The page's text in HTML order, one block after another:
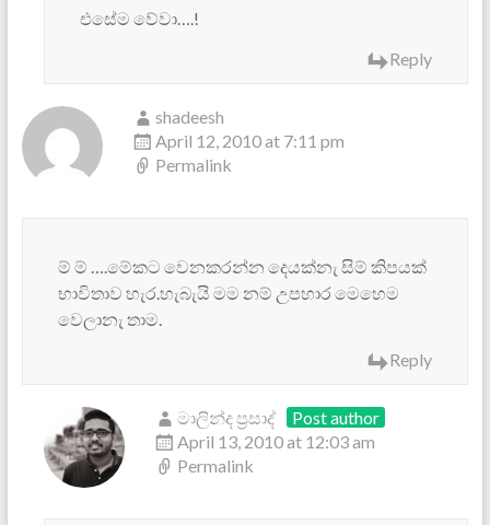
එසේම වේවා….!
Reply
shadeesh
April 12, 2010 at 7:11 pm
Permalink
ම් ම් ….මේකට වෙනකරන්න දෙයක්නැ සිම් කිපයක්
භාවිතාව හැර.හැබැයි මම නම් උපහාර මෙහෙම
වෙලානැ තාම.
Reply
මාලින්ද ප්‍රසාද්
Post author
April 13, 2010 at 12:03 am
Permalink